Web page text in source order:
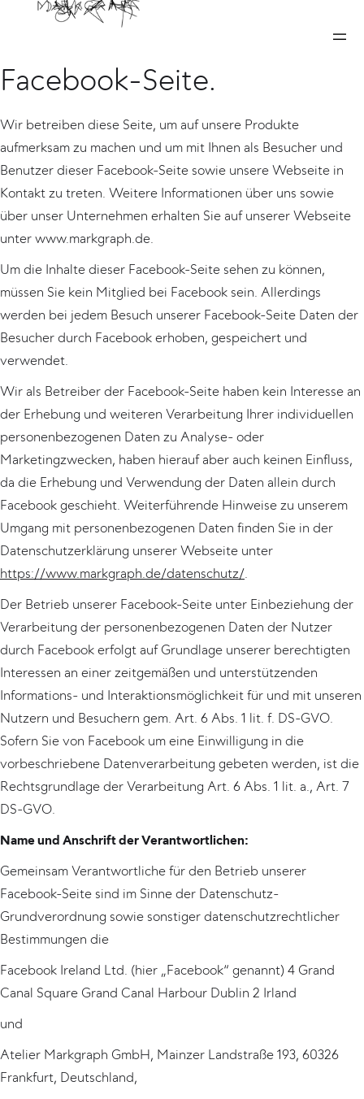
Informationen über unsere
Facebook-Seite.
Wir betreiben diese Seite, um auf unsere Produkte
aufmerksam zu machen und um mit Ihnen als Besucher und
Benutzer dieser Facebook-Seite sowie unsere Webseite in
Kontakt zu treten. Weitere Informationen über uns sowie
über unser Unternehmen erhalten Sie auf unserer Webseite
unter www.markgraph.de.
Um die Inhalte dieser Facebook-Seite sehen zu können,
müssen Sie kein Mitglied bei Facebook sein. Allerdings
werden bei jedem Besuch unserer Facebook-Seite Daten der
Besucher durch Facebook erhoben, gespeichert und
verwendet.
Wir als Betreiber der Facebook-Seite haben kein Interesse an
der Erhebung und weiteren Verarbeitung Ihrer individuellen
personenbezogenen Daten zu Analyse- oder
Marketingzwecken, haben hierauf aber auch keinen Einfluss,
da die Erhebung und Verwendung der Daten allein durch
Facebook geschieht. Weiterführende Hinweise zu unserem
Umgang mit personenbezogenen Daten finden Sie in der
Datenschutzerklärung unserer Webseite unter
https://www.markgraph.de/datenschutz/.
Der Betrieb unserer Facebook-Seite unter Einbeziehung der
Verarbeitung der personenbezogenen Daten der Nutzer
durch Facebook erfolgt auf Grundlage unserer berechtigten
Interessen an einer zeitgemäßen und unterstützenden
Informations- und Interaktionsmöglichkeit für und mit unseren
Nutzern und Besuchern gem. Art. 6 Abs. 1 lit. f. DS-GVO.
Sofern Sie von Facebook um eine Einwilligung in die
vorbeschriebene Datenverarbeitung gebeten werden, ist die
Rechtsgrundlage der Verarbeitung Art. 6 Abs. 1 lit. a., Art. 7
DS-GVO.
Name und Anschrift der Verantwortlichen:
Gemeinsam Verantwortliche für den Betrieb unserer
Facebook-Seite sind im Sinne der Datenschutz-
Grundverordnung sowie sonstiger datenschutzrechtlicher
Bestimmungen die
Facebook Ireland Ltd. (hier „Facebook“ genannt) 4 Grand
Canal Square Grand Canal Harbour Dublin 2 Irland
und
Atelier Markgraph GmbH, Mainzer Landstraße 193, 60326
Frankfurt, Deutschland,